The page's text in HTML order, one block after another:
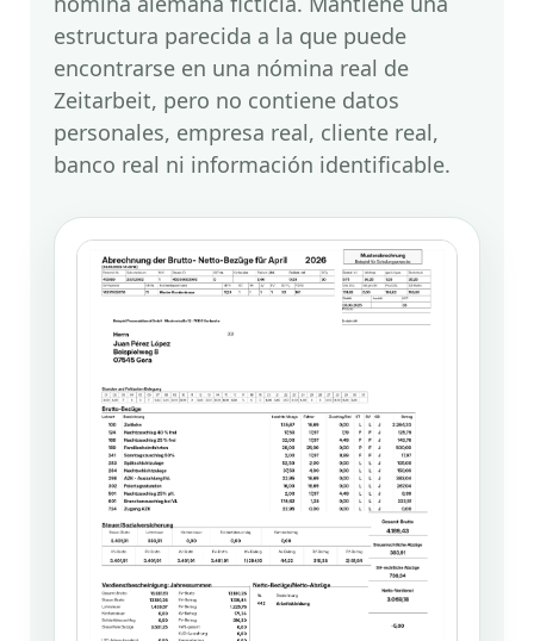
estructura parecida a la que puede
encontrarse en una nómina real de
Zeitarbeit, pero no contiene datos
personales, empresa real, cliente real,
banco real ni información identificable.